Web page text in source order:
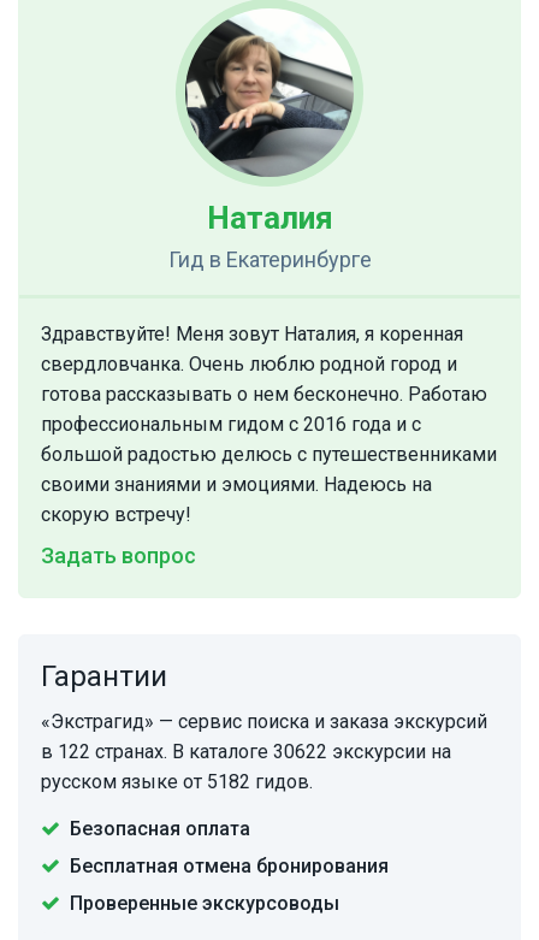
Наталия
Гид в Екатеринбурге
Здравствуйте! Меня зовут Наталия, я коренная
свердловчанка. Очень люблю родной город и
готова рассказывать о нем бесконечно. Работаю
профессиональным гидом с 2016 года и с
большой радостью делюсь с путешественниками
своими знаниями и эмоциями. Надеюсь на
скорую встречу!
Задать вопрос
Гарантии
«Экстрагид» — сервис поиска и заказа экскурсий
в 122 странах. В каталоге 30622 экскурсии на
русском языке от 5182 гидов.
Безопасная оплата
Бесплатная отмена бронирования
Проверенные экскурсоводы